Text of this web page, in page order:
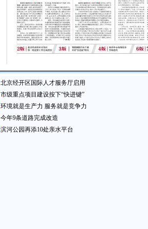
北京经开区国际人才服务厅启用
市级重点项目建设按下“快进键”
环境就是生产力 服务就是竞争力
今年9条道路完成改造
滨河公园再添10处亲水平台